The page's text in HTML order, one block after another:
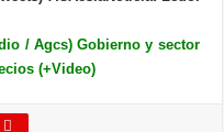
/ Agcs) Gobierno y sector
(+Video)